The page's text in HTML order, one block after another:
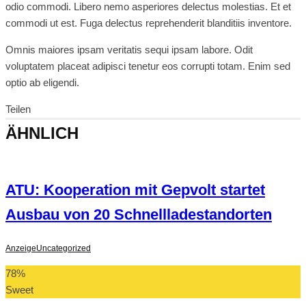
odio commodi. Libero nemo asperiores delectus molestias. Et et
commodi ut est. Fuga delectus reprehenderit blanditiis inventore.
Omnis maiores ipsam veritatis sequi ipsam labore. Odit
voluptatem placeat adipisci tenetur eos corrupti totam. Enim sed
optio ab eligendi.
Teilen
ÄHNLICH
ATU: Kooperation mit Gepvolt startet
Ausbau von 20 Schnellladestandorten
AnzeigeUncategorized
78%
Sweet